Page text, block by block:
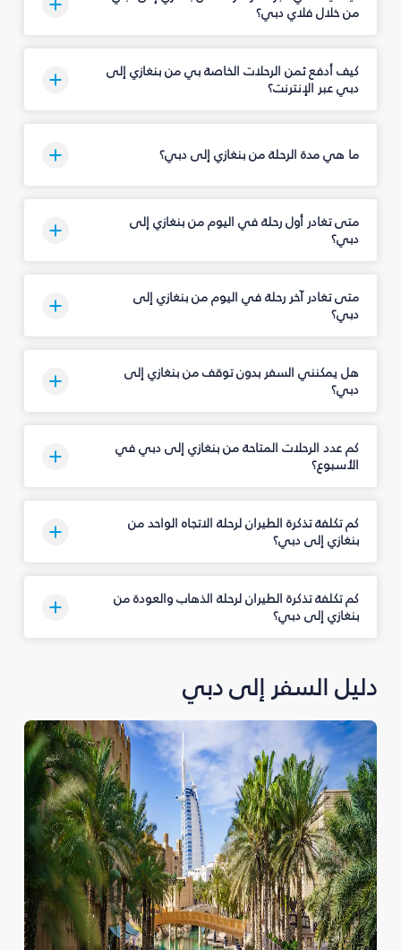
من خلال فلاي دبي؟
كيف أدفع ثمن الرحلات الخاصة بي من بنغازي إلى
دبي عبر الإنترنت؟
ما هي مدة الرحلة من بنغازي إلى دبي؟
متى تغادر أول رحلة في اليوم من بنغازي إلى
دبي؟
متى تغادر آخر رحلة في اليوم من بنغازي إلى
دبي؟
هل يمكنني السفر بدون توقف من بنغازي إلى
دبي؟
كم عدد الرحلات المتاحة من بنغازي إلى دبي في
الأسبوع؟
كم تكلفة تذكرة الطيران لرحلة الاتجاه الواحد من
بنغازي إلى دبي؟
كم تكلفة تذكرة الطيران لرحلة الذهاب والعودة من
بنغازي إلى دبي؟
دليل السفر إلى دبي